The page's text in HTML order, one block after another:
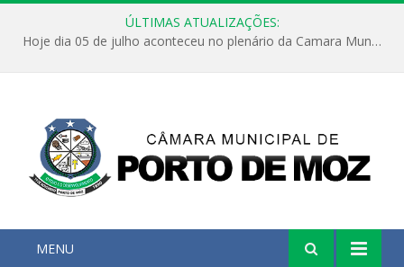
ÚLTIMAS ATUALIZAÇÕES:
Hoje dia 05 de julho aconteceu no plenário da Camara Municipal de Porto de Moz a Sessão Solene de Abertura dos Trabalhos Legislativos 2º Período da 23ª Legislatura
MENU